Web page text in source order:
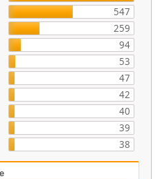
547
259
94
53
47
42
40
39
38